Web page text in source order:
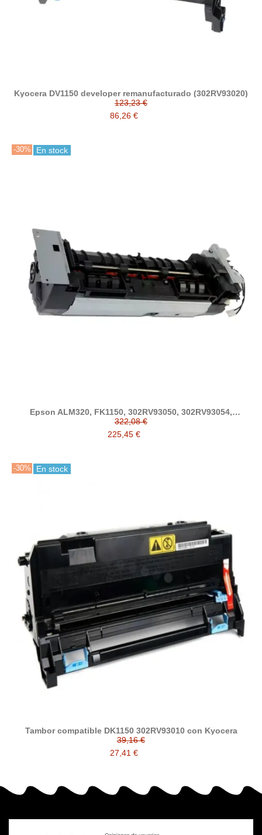
Kyocera DV1150 developer remanufacturado (302RV93020)
123,23 €
86,26 €
-30% En stock
Epson ALM320, FK1150, 302RV93050, 302RV93054,
302RV93055 fusor compatible
322,08 €
225,45 €
-30% En stock
Tambor compatible DK1150 302RV93010 con Kyocera
39,16 €
27,41 €